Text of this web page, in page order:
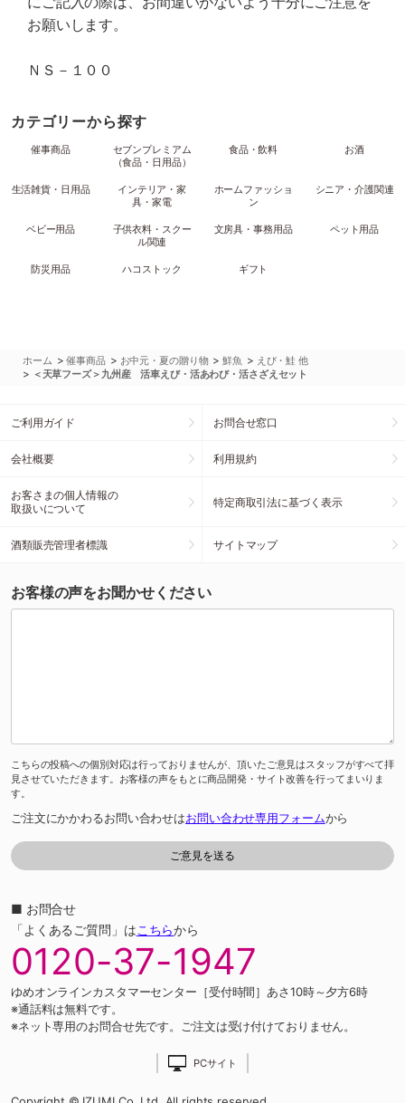
お願いします。
ＮＳ－１００
カテゴリーから探す
催事商品
セブンプレミアム
（食品・日用品）
食品・飲料 お酒
生活雑貨・日用品
インテリア・家
具・家電
ホームファッショ
ン
シニア・介護関連
ベビー用品
子供衣料・スクー
ル関連
文房具・事務用品 ペット用品
防災用品 ハコストック ギフト
ホーム >催事商品 > お中元・夏の贈り物 >鮮魚 > えび・鮭 他
> ＜天草フーズ＞九州産 活車えび・活あわび・活さざえセット
ご利用ガイド お問合せ窓口
会社概要 利用規約
お客さまの個人情報の
取扱いについて
特定商取引法に基づく表示
酒類販売管理者標識 サイトマップ
お客様の声をお聞かせください
こちらの投稿への個別対応は行っておりませんが、頂いたご意見はスタッフがすべて拝
見させていただきます。お客様の声をもとに商品開発・サイト改善を行ってまいりま
す。
ご注文にかかわるお問い合わせはお問い合わせ専用フォームから
■ お問合せ
「よくあるご質問」はこちらから
0120-37-1947
ゆめオンラインカスタマーセンター［受付時間］あさ10時～夕方6時
※通話料は無料です。
※ネット専用のお問合せ先です。ご注文は受け付けておりません。
PCサイト